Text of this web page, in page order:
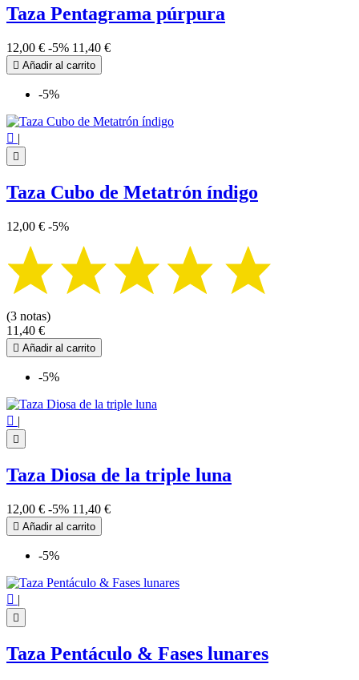
Taza Pentagrama púrpura
12,00 € -5% 11,40 €
 Añadir al carrito
-5%
 |

Taza Cubo de Metatrón índigo
12,00 € -5%
(3 notas)
11,40 €
 Añadir al carrito
-5%
 |

Taza Diosa de la triple luna
12,00 € -5% 11,40 €
 Añadir al carrito
-5%
 |

Taza Pentáculo & Fases lunares